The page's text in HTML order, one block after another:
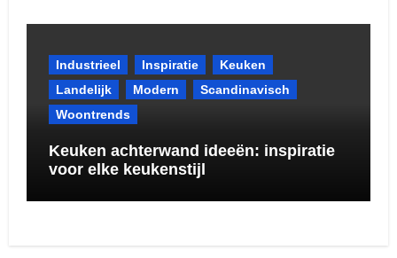
Industrieel Inspiratie
Keuken
Landelijk
Modern
Scandinavisch
Woontrends
Keuken achterwand ideeën: inspiratie
voor elke keukenstijl